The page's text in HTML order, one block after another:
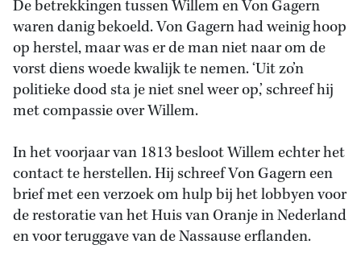
De betrekkingen tussen Willem en Von Gagern
waren danig bekoeld. Von Gagern had weinig hoop
op herstel, maar was er de man niet naar om de
vorst diens woede kwalijk te nemen. ‘Uit zo’n
politieke dood sta je niet snel weer op,’ schreef hij
met compassie over Willem.
In het voorjaar van 1813 besloot Willem echter het
contact te herstellen. Hij schreef Von Gagern een
brief met een verzoek om hulp bij het lobbyen voor
de restoratie van het Huis van Oranje in Nederland
en voor teruggave van de Nassause erflanden.